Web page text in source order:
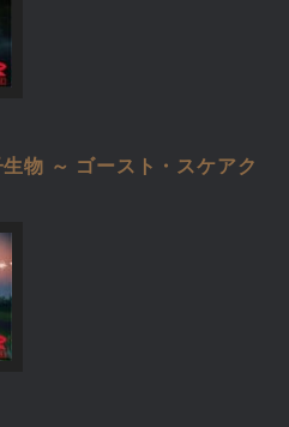
物 ～ ゴースト・スケアク